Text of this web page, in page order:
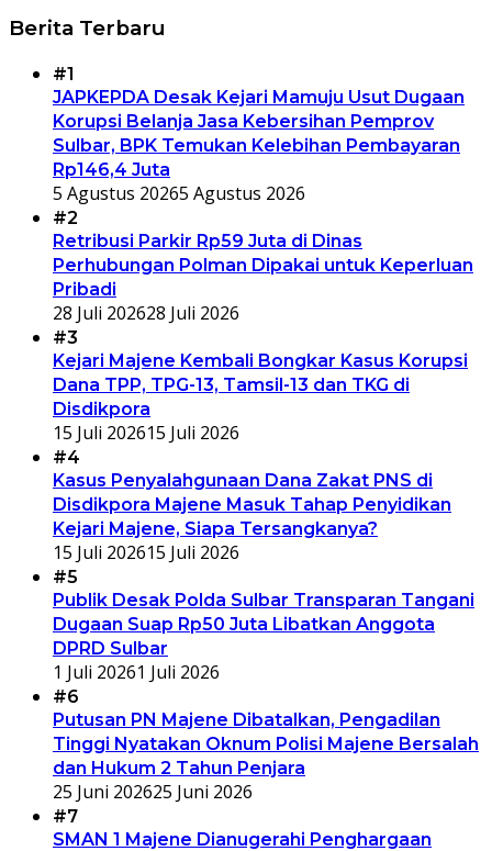
Berita Terbaru
#1
JAPKEPDA Desak Kejari Mamuju Usut Dugaan
Korupsi Belanja Jasa Kebersihan Pemprov
Sulbar, BPK Temukan Kelebihan Pembayaran
Rp146,4 Juta
5 Agustus 20265 Agustus 2026
#2
Retribusi Parkir Rp59 Juta di Dinas
Perhubungan Polman Dipakai untuk Keperluan
Pribadi
28 Juli 202628 Juli 2026
#3
Kejari Majene Kembali Bongkar Kasus Korupsi
Dana TPP, TPG-13, Tamsil-13 dan TKG di
Disdikpora
15 Juli 202615 Juli 2026
#4
Kasus Penyalahgunaan Dana Zakat PNS di
Disdikpora Majene Masuk Tahap Penyidikan
Kejari Majene, Siapa Tersangkanya?
15 Juli 202615 Juli 2026
#5
Publik Desak Polda Sulbar Transparan Tangani
Dugaan Suap Rp50 Juta Libatkan Anggota
DPRD Sulbar
1 Juli 20261 Juli 2026
#6
Putusan PN Majene Dibatalkan, Pengadilan
Tinggi Nyatakan Oknum Polisi Majene Bersalah
dan Hukum 2 Tahun Penjara
25 Juni 202625 Juni 2026
#7
SMAN 1 Majene Dianugerahi Penghargaan